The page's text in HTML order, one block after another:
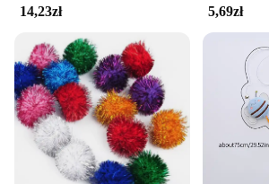
14,23zł 5,69zł